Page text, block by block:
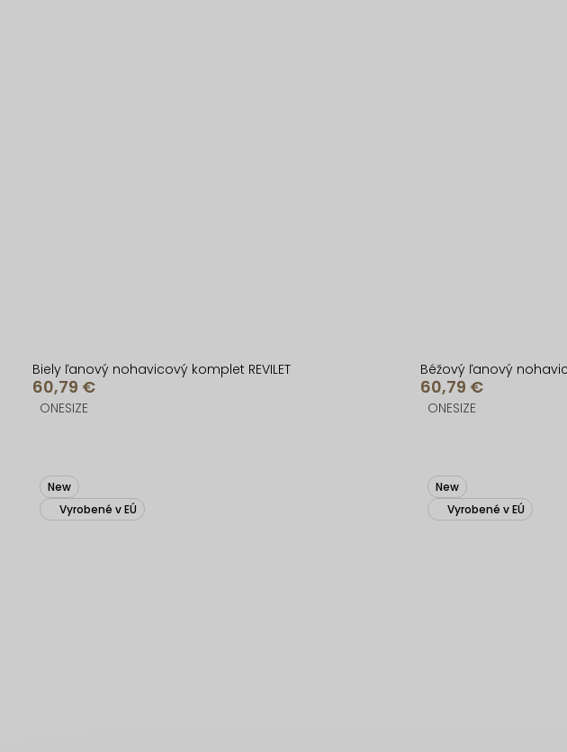
Biely ľanový nohavicový komplet REVILET
60,79 €
ONESIZE
Béžový ľanový
60,79 €
ONESIZE
New
Vyrobené v EÚ
New
Vyrobené v EÚ